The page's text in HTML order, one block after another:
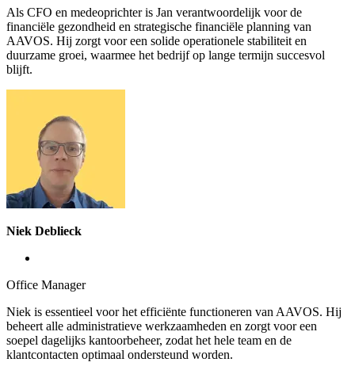
Als CFO en medeoprichter is Jan verantwoordelijk voor de
financiële gezondheid en strategische financiële planning van
AAVOS. Hij zorgt voor een solide operationele stabiliteit en
duurzame groei, waarmee het bedrijf op lange termijn succesvol
blijft.
Niek Deblieck
Office Manager
Niek is essentieel voor het efficiënte functioneren van AAVOS. Hij
beheert alle administratieve werkzaamheden en zorgt voor een
soepel dagelijks kantoorbeheer, zodat het hele team en de
klantcontacten optimaal ondersteund worden.